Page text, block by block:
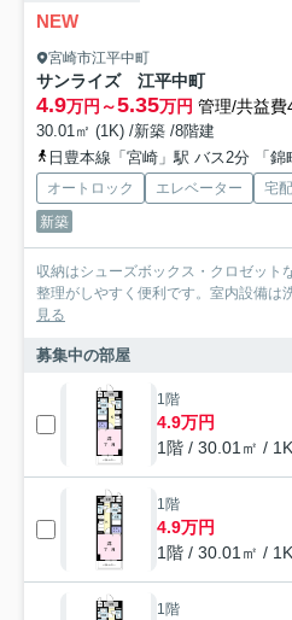
NEW
宮崎市江平中町
サンライズ 江平中町
4.9万円～5.35万円 管理/共益費
30.01㎡ (1K) /新築 /8階建
日豊本線「宮崎」駅 バス2分 「錦
オートロック エレベーター 宅
新築
収納はシューズボックス・クロゼット
整理がしやすく便利です。室内設備は
見る
募集中の部屋
1階
4.9万円
1階 / 30.01㎡ / 1K
1階
4.9万円
1階 / 30.01㎡ / 1K
1階